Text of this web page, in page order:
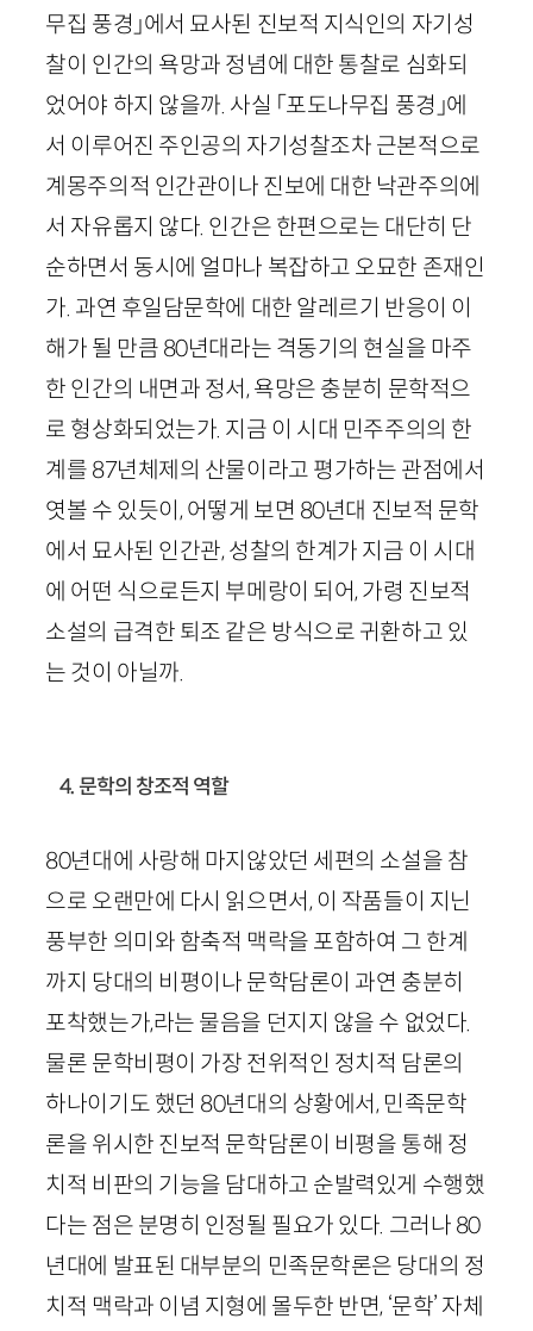
무집 풍경」에서 묘사된 진보적 지식인의 자기성
찰이 인간의 욕망과 정념에 대한 통찰로 심화되
었어야 하지 않을까. 사실 「포도나무집 풍경」에
서 이루어진 주인공의 자기성찰조차 근본적으로
계몽주의적 인간관이나 진보에 대한 낙관주의에
서 자유롭지 않다. 인간은 한편으로는 대단히 단
순하면서 동시에 얼마나 복잡하고 오묘한 존재인
가. 과연 후일담문학에 대한 알레르기 반응이 이
해가 될 만큼 80년대라는 격동기의 현실을 마주
한 인간의 내면과 정서, 욕망은 충분히 문학적으
로 형상화되었는가. 지금 이 시대 민주주의의 한
계를 87년체제의 산물이라고 평가하는 관점에서
엿볼 수 있듯이, 어떻게 보면 80년대 진보적 문학
에서 묘사된 인간관, 성찰의 한계가 지금 이 시대
에 어떤 식으로든지 부메랑이 되어, 가령 진보적
소설의 급격한 퇴조 같은 방식으로 귀환하고 있
는 것이 아닐까.
4. 문학의 창조적 역할
80년대에 사랑해 마지않았던 세편의 소설을 참
으로 오랜만에 다시 읽으면서, 이 작품들이 지닌
풍부한 의미와 함축적 맥락을 포함하여 그 한계
까지 당대의 비평이나 문학담론이 과연 충분히
포착했는가,라는 물음을 던지지 않을 수 없었다.
물론 문학비평이 가장 전위적인 정치적 담론의
하나이기도 했던 80년대의 상황에서, 민족문학
론을 위시한 진보적 문학담론이 비평을 통해 정
치적 비판의 기능을 담대하고 순발력있게 수행했
다는 점은 분명히 인정될 필요가 있다. 그러나 80
년대에 발표된 대부분의 민족문학론은 당대의 정
치적 맥락과 이념 지형에 몰두한 반면, ‘문학’ 자체